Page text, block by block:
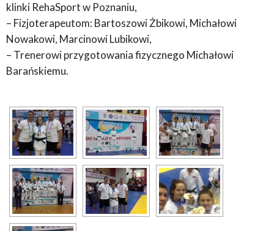
klinki RehaSport w Poznaniu,
– Fizjoterapeutom: Bartoszowi Żbikowi, Michałowi
Nowakowi, Marcinowi Lubikowi,
– Trenerowi przygotowania fizycznego Michałowi
Barańskiemu.